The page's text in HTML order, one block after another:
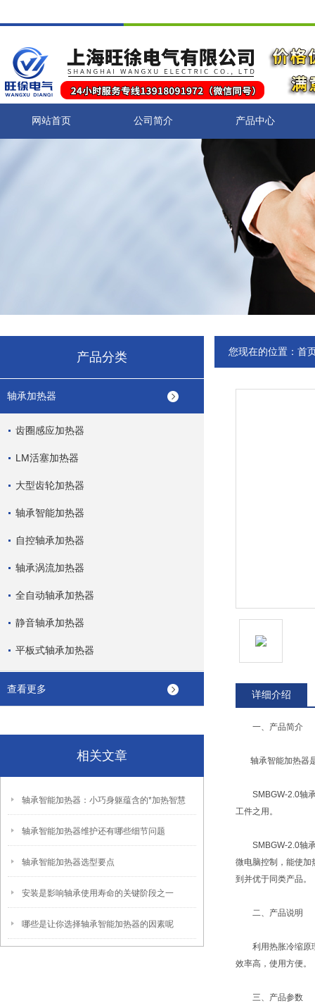
网站首页 公司简介 产品中心
产品分类
轴承加热器
齿圈感应加热器
LM活塞加热器
大型齿轮加热器
轴承智能加热器
自控轴承加热器
轴承涡流加热器
全自动轴承加热器
静音轴承加热器
平板式轴承加热器
查看更多
相关文章
轴承智能加热器：小巧身躯蕴含的*加热智慧
轴承智能加热器维护还有哪些细节问题
轴承智能加热器选型要点
安装是影响轴承使用寿命的关键阶段之一
哪些是让你选择轴承智能加热器的因素呢
您现在的位置： 首
详细介绍
一、产品简介
轴承智能加热器是
SMBGW-2.0轴承
工件之用。
SMBGW-2.0轴承
微电脑控制，能使加
到并优于同类产品。
二、产品说明
利用热胀冷缩原理
效率高，使用方便。
三、产品参数